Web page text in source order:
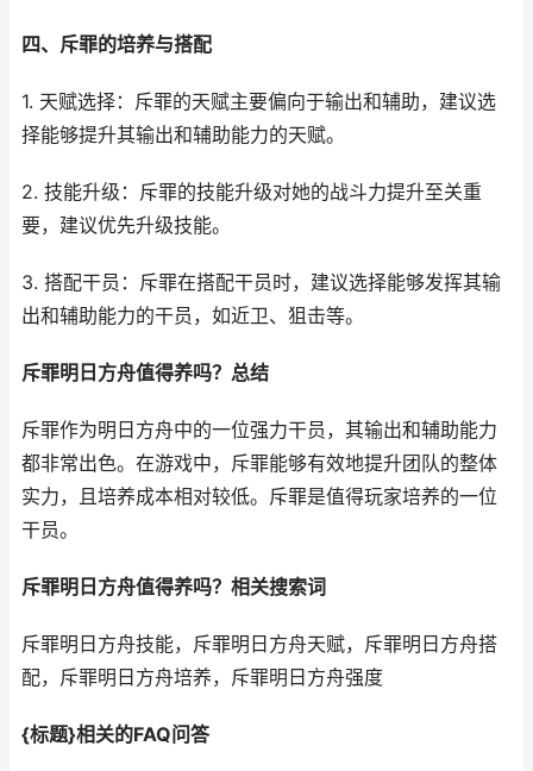
四、斥罪的培养与搭配
1. 天赋选择：斥罪的天赋主要偏向于输出和辅助，建议选
择能够提升其输出和辅助能力的天赋。
2. 技能升级：斥罪的技能升级对她的战斗力提升至关重
要，建议优先升级技能。
3. 搭配干员：斥罪在搭配干员时，建议选择能够发挥其输
出和辅助能力的干员，如近卫、狙击等。
斥罪明日方舟值得养吗？总结
斥罪作为明日方舟中的一位强力干员，其输出和辅助能力
都非常出色。在游戏中，斥罪能够有效地提升团队的整体
实力，且培养成本相对较低。斥罪是值得玩家培养的一位
干员。
斥罪明日方舟值得养吗？相关搜索词
斥罪明日方舟技能，斥罪明日方舟天赋，斥罪明日方舟搭
配，斥罪明日方舟培养，斥罪明日方舟强度
{标题}相关的FAQ问答